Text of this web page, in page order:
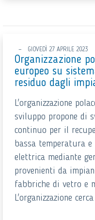
GIOVEDÌ 27 APRILE 2023
Organizzazione
europeo su
residuo dagli
L'organizzazione
sviluppo propone di
continuo per il
bassa temperatura e
elettrica mediante
provenienti da
fabbriche di vetro e
L'organizzazione